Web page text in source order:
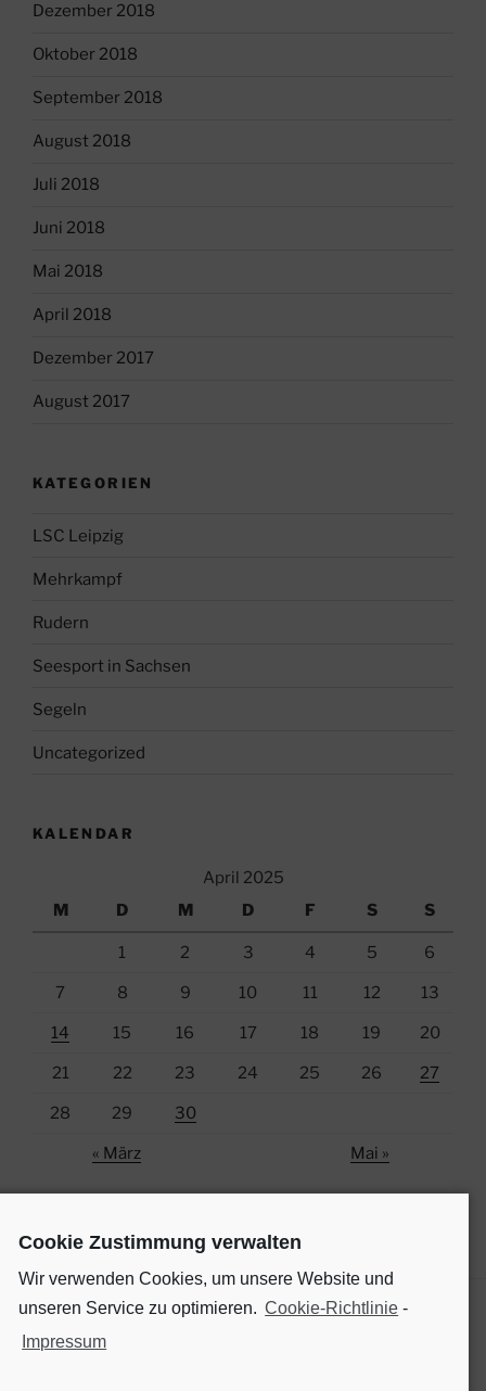
Dezember 2018
Oktober 2018
September 2018
August 2018
Juli 2018
Juni 2018
Mai 2018
April 2018
Dezember 2017
August 2017
KATEGORIEN
LSC Leipzig
Mehrkampf
Rudern
Seesport in Sachsen
Segeln
Uncategorized
KALENDAR
April 2025
M
D M D F S S
1 2 3 4 5 6
7 8 9 10 11 12 13
14 15 16 17 18 19 20
21 22 23 24 25 26 27
28 29 30
« März Mai »
SOCIAL MEDIA
Cookie Zustimmung verwalten
Wir verwenden Cookies, um unsere Website und
unseren Service zu optimieren. Cookie-Richtlinie -
Impressum